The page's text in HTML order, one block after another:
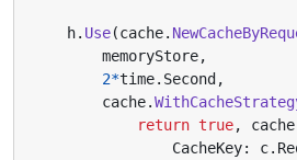
h. Use(cache.
memoryStore,
2*time. Second ,
cache.
return true, cache
CacheKey: c.